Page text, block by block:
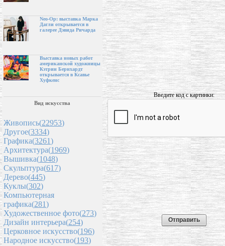
Neo-Op: выставка Марка
Дагли открывается в
галерее Дэвида Ричарда
Выставка новых работ
американской художницы
Кэтрин Бернхардт
открывается в Ксавье
Хуфкенс
Вид искусства
Живопись(22953)
Другое(3334)
Графика(3261)
Архитектура(1969)
Вышивка(1048)
Скульптура(617)
Дерево(445)
Куклы(302)
Компьютерная
графика(281)
Художественное фото(273)
Дизайн интерьера(254)
Церковное искусство(196)
Народное искусство(193)
Введите код с картинки: